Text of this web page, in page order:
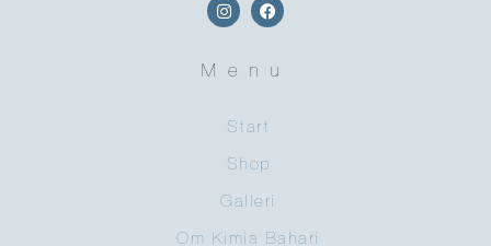
Menu
Start
Shop
Galleri
Om Kimia Bahari